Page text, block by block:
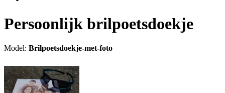
Persoonlijk brilpoetsdoekje
Model: Brilpoetsdoekje-met-foto